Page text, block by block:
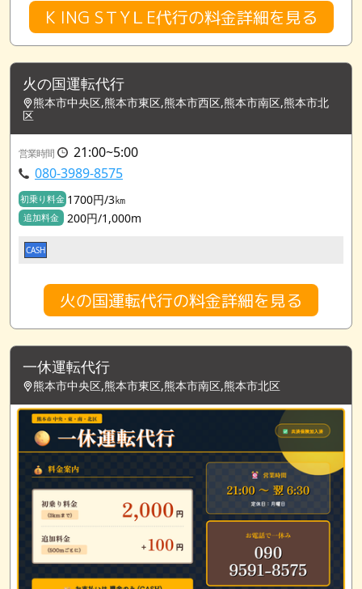
K ING SＴYＬE代行の料金詳細を見る
火の国運転代行
熊本市中央区,熊本市東区,熊本市西区,熊本市南区,熊本市北
区
営業時間
21:00~5:00
080-3989-8575
初乗り料金 1700円/3㎞
追加料金 200円/1,000m
CASH
火の国運転代行の料金詳細を見る
一休運転代行
熊本市中央区,熊本市東区,熊本市南区,熊本市北区